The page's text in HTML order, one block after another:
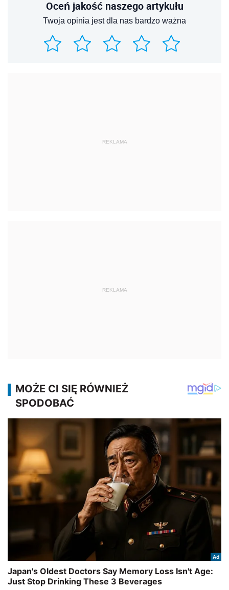
Oceń jakość naszego artykułu
Twoja opinia jest dla nas bardzo ważna
REKLAMA
REKLAMA